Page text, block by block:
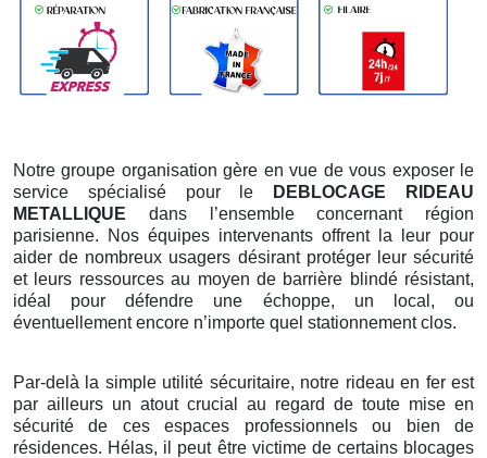
Notre groupe organisation gère en vue de vous exposer le
service spécialisé pour le
DEBLOCAGE RIDEAU
METALLIQUE dans l’ensemble concernant région
parisienne. Nos équipes intervenants offrent la leur pour
aider de nombreux usagers désirant protéger leur sécurité
et leurs ressources au moyen de barrière blindé résistant,
idéal pour défendre une échoppe, un local, ou
éventuellement encore n’importe quel stationnement clos.
Par-delà la simple utilité sécuritaire, notre rideau en fer est
par ailleurs un atout crucial au regard de toute mise en
sécurité de ces espaces professionnels ou bien de
résidences. Hélas, il peut être victime de certains blocages